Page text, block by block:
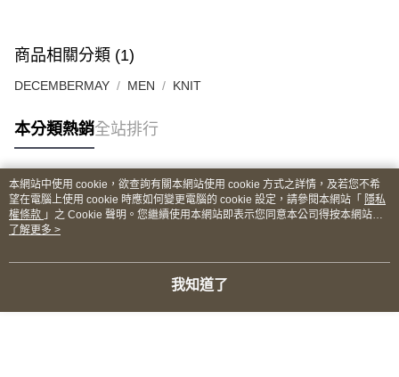
商品相關分類 (1)
DECEMBERMAY MEN KNIT
本分類熱銷全站排行
熱門標籤
本網站中使用 cookie，欲查詢有關本網站使用 cookie 方式之詳情，及若您不希
望在電腦上使用 cookie 時應如何變更電腦的 cookie 設定，請參閱本網站「 隱私
權條款 」之 Cookie 聲明。您繼續使用本網站即表示您同意本公司得按本網站使
用條款之 Cookie 聲明使用 cookie。
了解更多 >
我知道了